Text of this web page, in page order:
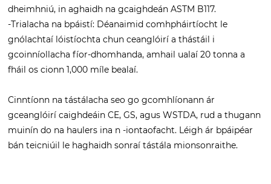
dheimhniú, in aghaidh na gcaighdeán ASTM B117.
-Trialacha na bpáistí: Déanaimid comhpháirtíocht le
gnólachtaí lóistíochta chun ceanglóirí a thástáil i
gcoinníollacha fíor-dhomhanda, amhail ualaí 20 tonna a
fháil os cionn 1,000 míle bealaí.
Cinntíonn na tástálacha seo go gcomhlíonann ár
gceanglóirí caighdeáin CE, GS, agus WSTDA, rud a thugann
muinín do na haulers ina n -iontaofacht. Léigh ár bpáipéar
bán teicniúil le haghaidh sonraí tástála mionsonraithe.